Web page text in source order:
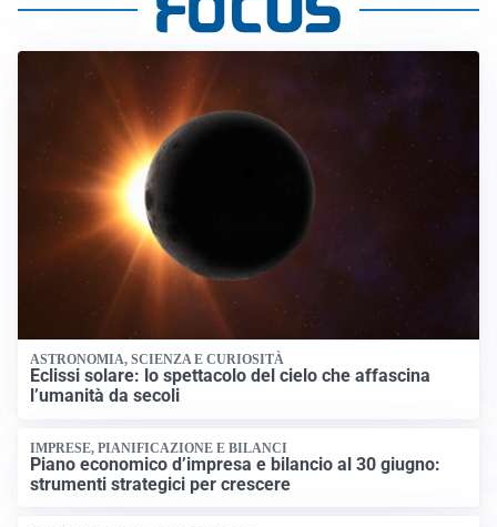
ASTRONOMIA, SCIENZA E CURIOSITÀ
Eclissi solare: lo spettacolo del cielo che affascina
l’umanità da secoli
IMPRESE, PIANIFICAZIONE E BILANCI
Piano economico d’impresa e bilancio al 30 giugno:
strumenti strategici per crescere